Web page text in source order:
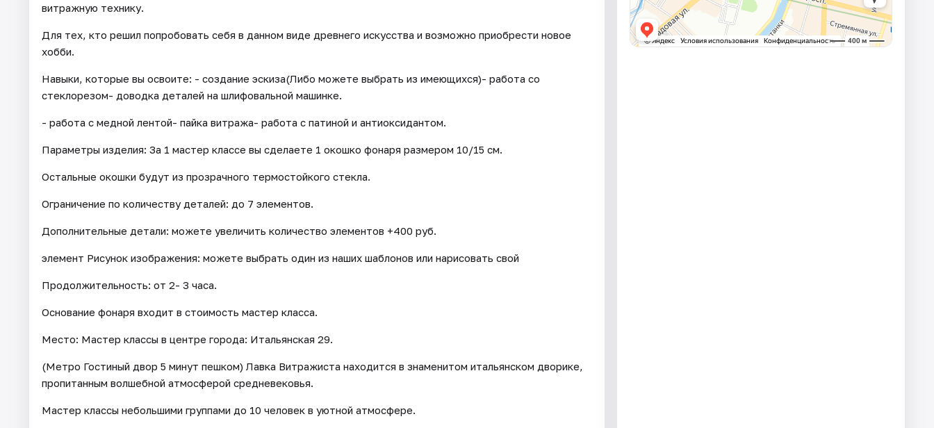
витражную технику.
Для тех, кто решил попробовать себя в данном виде древнего искусства и возможно приобрести новое
хобби.
Навыки, которые вы освоите: - создание эскиза(Либо можете выбрать из имеющихся)- работа со
стеклорезом- доводка деталей на шлифовальной машинке.
- работа с медной лентой- пайка витража- работа с патиной и антиоксидантом.
Параметры изделия: За 1 мастер классе вы сделаете 1 окошко фонаря размером 10/15 см.
Остальные окошки будут из прозрачного термостойкого стекла.
Ограничение по количеству деталей: до 7 элементов.
Дополнительные детали: можете увеличить количество элементов +400 руб.
элемент Рисунок изображения: можете выбрать один из наших шаблонов или нарисовать свой
Продолжительность: от 2- 3 часа.
Основание фонаря входит в стоимость мастер класса.
Место: Мастер классы в центре города: Итальянская 29.
(Метро Гостиный двор 5 минут пешком) Лавка Витражиста находится в знаменитом итальянском дворике,
пропитанным волшебной атмосферой средневековья.
Мастер классы небольшими группами до 10 человек в уютной атмосфере.